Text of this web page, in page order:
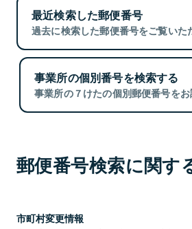
最近検索した郵便番号
過去に検索した郵便番号をご覧いた
事業所の個別番号を検索する
事業所の７けたの個別郵便番号をお
郵便番号検索に関す
市町村変更情報